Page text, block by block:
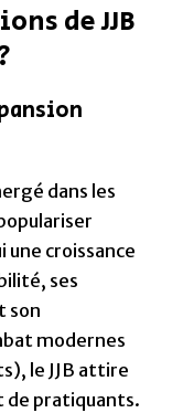
de JJB
dans les
une croissance
ses
son
modernes
le JJB attire
de pratiquants.